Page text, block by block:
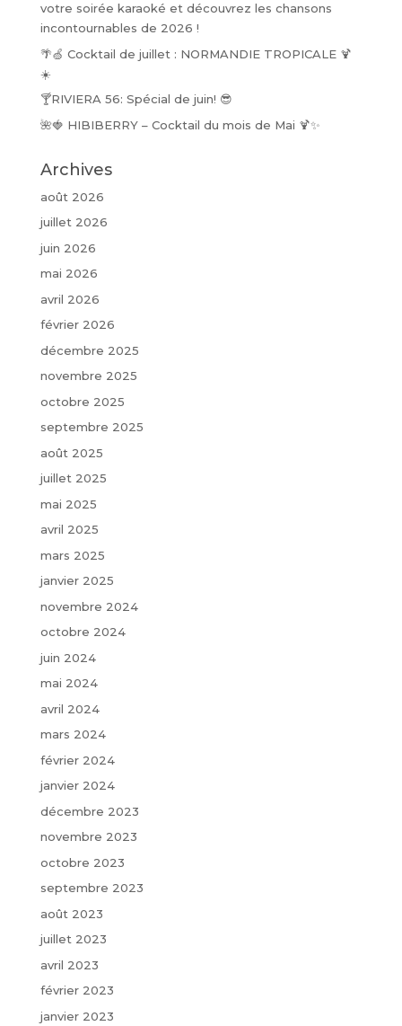
votre soirée karaoké et découvrez les chansons
incontournables de 2026 !
🌴🍏 Cocktail de juillet : NORMANDIE TROPICALE 🍹
☀️
🍸RIVIERA 56: Spécial de juin! 😎
🌺🍓 HIBIBERRY – Cocktail du mois de Mai 🍹✨
Archives
août 2026
juillet 2026
juin 2026
mai 2026
avril 2026
février 2026
décembre 2025
novembre 2025
octobre 2025
septembre 2025
août 2025
juillet 2025
mai 2025
avril 2025
mars 2025
janvier 2025
novembre 2024
octobre 2024
juin 2024
mai 2024
avril 2024
mars 2024
février 2024
janvier 2024
décembre 2023
novembre 2023
octobre 2023
septembre 2023
août 2023
juillet 2023
avril 2023
février 2023
janvier 2023